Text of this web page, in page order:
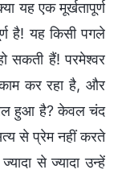
यह एक मूर्खतापूर्ण
है! यह किसी पगले
सकती हैं! परमेश्वर
कर रहा है, और
हुआ है? केवल चंद
से प्रेम नहीं करते
से ज्यादा उन्हें